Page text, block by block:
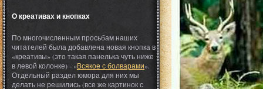
О креативах и кнопках
По многочисленным просьбам наших
читателей была добавлена новая кнопка в
«креативы» (это такая панелька чуть ниже
в левой колонке) - «Всякое с болварами».
Отдельный раздел юмора для них мы
делать не решились (все же картинок с